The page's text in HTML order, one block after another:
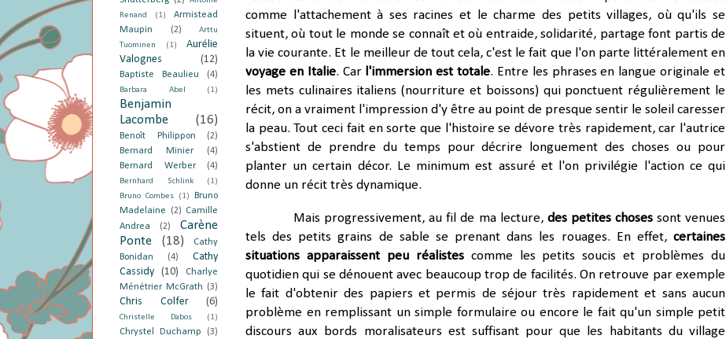
comme l'attachement à ses racines et le charme des petits villages, où qu'ils se
situent, où tout le monde se connaît et où entraide, solidarité, partage font partis de
la vie courante. Et le meilleur de tout cela, c'est le fait que l'on parte littéralement en
voyage en Italie. Car l'immersion est totale. Entre les phrases en langue originale et
les mets culinaires italiens (nourriture et boissons) qui ponctuent régulièrement le
récit, on a vraiment l'impression d'y être au point de presque sentir le soleil caresser
la peau. Tout ceci fait en sorte que l'histoire se dévore très rapidement, car l'autrice
s'abstient de prendre du temps pour décrire longuement des choses ou pour
planter un certain décor. Le minimum est assuré et l'on privilégie l'action ce qui
donne un récit très dynamique.
Mais progressivement, au fil de ma lecture, des petites chosessont venues
tels des petits grains de sable se prenant dans les rouages. En effet, certaines
situations apparaissent peu réalistescomme les petits soucis et problèmes du
quotidien qui se dénouent avec beaucoup trop de facilités. On retrouve par exemple
le fait d'obtenir des papiers et permis de séjour très rapidement et sans aucun
problème en remplissant un simple formulaire ou encore le fait qu'un simple petit
discours aux bords moralisateurs est suffisant pour que les habitants du village
Renand
(1)
Armistead
Maupin
(2)
Arttu
Tuominen
(1)
Aurélie
Valognes
(12)
Baptiste Beaulieu (4)
Barbara Abel (1)
Benjamin
Lacombe
(16)
Benoît Philippon
(2)
Bernard Minier
(4)
Bernard Werber
(4)
Bernhard Schlink
(1)
Bruno Combes
(1)
Bruno
Madelaine
(2) Camille
Andrea
(2)
Carène
Ponte
(18)
Cathy
Bonidan
(4)
Cathy
Cassidy (10)
Charlye
Ménétrier McGrath (3)
Chris Colfer (6)
Christelle Dabos (1)
Chrystel Duchamp (3)